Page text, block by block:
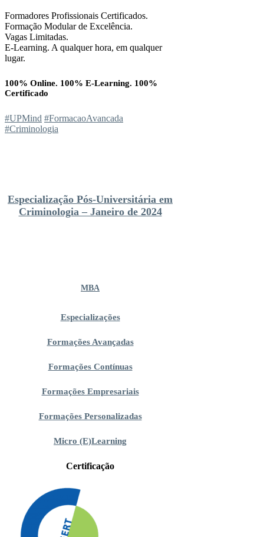
Formadores Profissionais Certificados.
Formação Modular de Excelência.
Vagas Limitadas.
E-Learning. A qualquer hora, em qualquer
lugar.
100% Online. 100% E-Learning. 100%
Certificado
#UPMind #FormacaoAvancada
#Criminologia
Especialização Pós-Universitária em
Criminologia – Janeiro de 2024
MBA
Especializações
Formações Avançadas
Formações Contínuas
Formações Empresariais
Formações Personalizadas
Micro (E)Learning
Certificação